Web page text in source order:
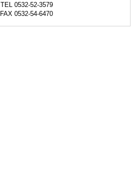
TEL 0532-52-3579
FAX 0532-54-6470